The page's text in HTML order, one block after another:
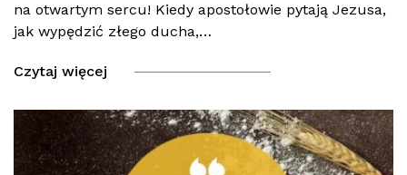
na otwartym sercu! Kiedy apostołowie pytają Jezusa,
jak wypędzić złego ducha,…
Czytaj więcej